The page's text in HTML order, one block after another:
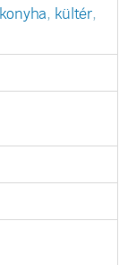
konyha, kültér,